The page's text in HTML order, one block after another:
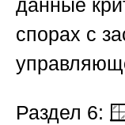
данные
спорах с
Раздел 6: